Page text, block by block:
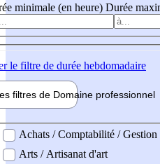
minimale (en heure) Durée
le filtre de durée hebdomadaire
filtres de Domaine professionnel
professionel
Achats / Comptabilité / Gestion
Arts / Artisanat d'art